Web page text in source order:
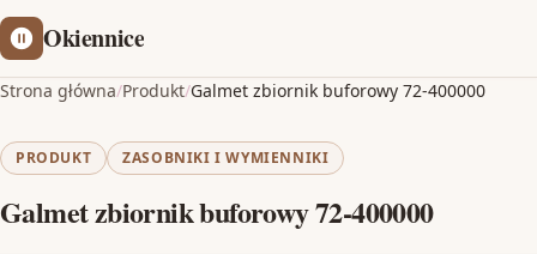
Okiennice
Strona główna/Produkt/Galmet zbiornik buforowy 72-400000
PRODUKT ZASOBNIKI I WYMIENNIKI
Galmet zbiornik buforowy 72-400000